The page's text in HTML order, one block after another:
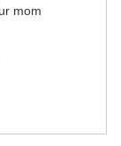
mom